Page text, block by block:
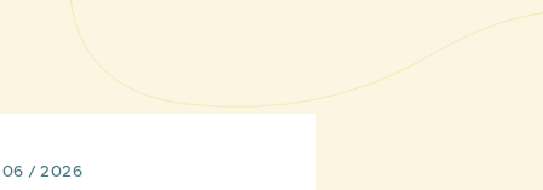
/ 2026